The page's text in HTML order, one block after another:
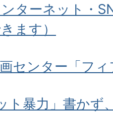
ターネット・
ます）
センター「フ
ト暴力」書か